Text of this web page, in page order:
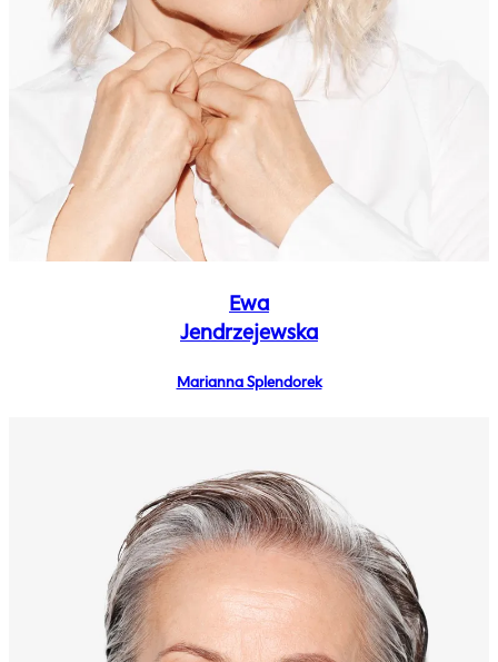
Ewa
Jendrzejewska
Marianna Splendorek